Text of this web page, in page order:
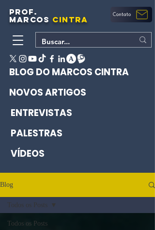
PROF.
MARCOS CINTRA Contato
BLOG DO MARCOS CINTRA
NOVOS ARTIGOS
ENTREVISTAS
PALESTRAS
VÍDEOS
Blog
Todos os Posts
Todos os Posts